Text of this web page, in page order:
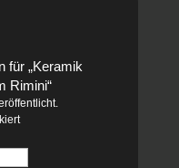
für „Keramik
Rimini“